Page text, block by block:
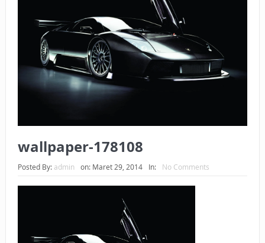
BAGAIMANA CARA MEMBAYAR ZAKAT UANG?
UANG HARAM BISA MENJADI HALAL JIKA SEBAB
KEPEMILIKANNYA BERUBAH
ISTIDLAL BATIL VS ISTIDLAL SYAR’I
wallpaper-178108
Posted By: admin on: Maret 29, 2014 In: No Comments